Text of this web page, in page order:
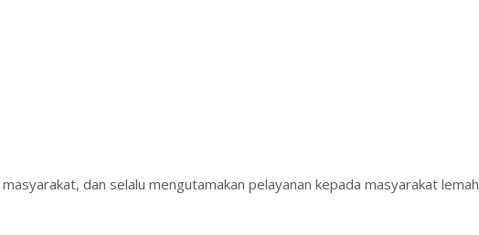
dan selalu mengutamakan pelayanan kepada masyarakat lemah